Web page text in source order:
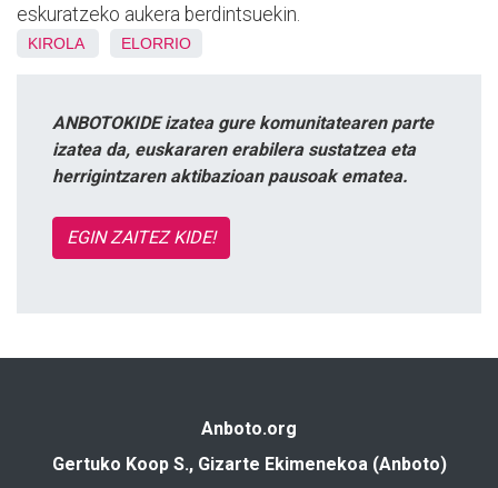
eskuratzeko aukera berdintsuekin.
KIROLA ELORRIO
ANBOTOKIDE izatea gure komunitatearen parte
izatea da, euskararen erabilera sustatzea eta
herrigintzaren aktibazioan pausoak ematea.
EGIN ZAITEZ KIDE!
Anboto.org
Gertuko Koop S., Gizarte Ekimenekoa (Anboto)